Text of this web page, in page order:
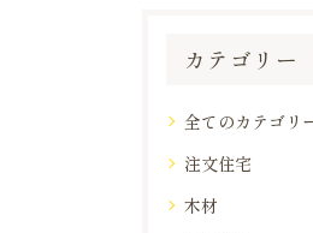
カテゴリー
全てのカテゴリ
注文住宅
木材